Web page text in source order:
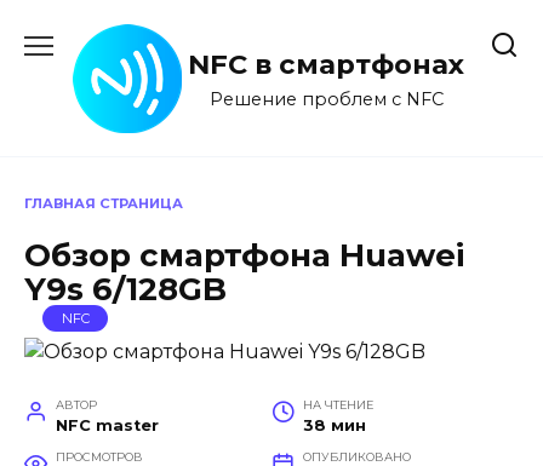
содержанию
NFC в смартфонах
Решение проблем с NFC
ГЛАВНАЯ СТРАНИЦА
Обзор смартфона Huawei
Y9s 6/128GB
NFC
АВТОР
NFC master
НА ЧТЕНИЕ
38 мин
ПРОСМОТРОВ ОПУБЛИКОВАНО